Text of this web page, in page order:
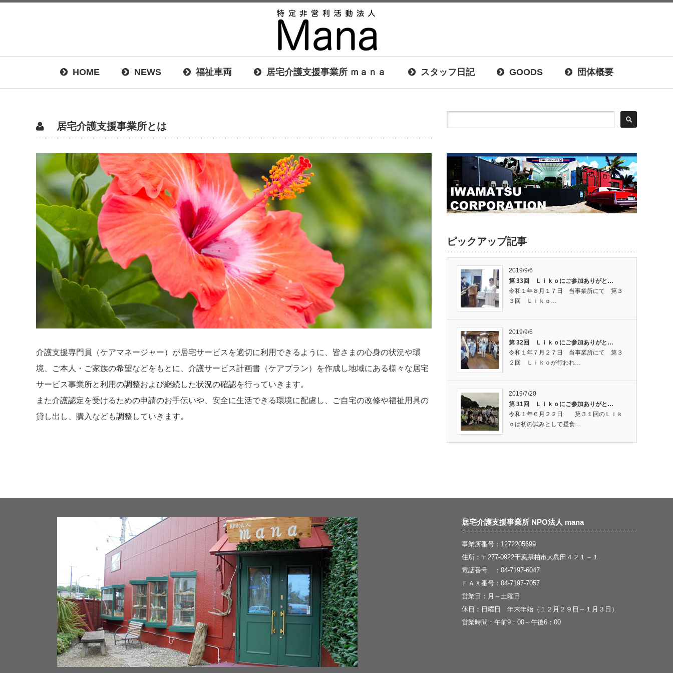
HOME NEWS 福祉車両 居宅介護支援事業所 ｍａｎａ スタッフ日記 GOODS 団体概要
居宅介護支援事業所とは
介護支援専門員（ケアマネージャー）が居宅サービスを適切に利用できるように、皆さまの心身の状況や環
境、ご本人・ご家族の希望などをもとに、介護サービス計画書（ケアプラン）を作成し地域にある様々な居宅
サービス事業所と利用の調整および継続した状況の確認を行っていきます。
また介護認定を受けるための申請のお手伝いや、安全に生活できる環境に配慮し、ご自宅の改修や福祉用具の
貸し出し、購入なども調整していきます。
ピックアップ記事
2019/9/6
第 33回 Ｌｉｋｏにご参加ありがと…
令和１年８月１７日 当事業所にて 第３
３回 Ｌｉｋｏ…
2019/9/6
第 32回 Ｌｉｋｏにご参加ありがと…
令和１年７月２７日 当事業所にて 第３
２回 Ｌｉｋｏが行われ…
2019/7/20
第 31回 Ｌｉｋｏにご参加ありがと…
令和１年６月２２日 第３１回のＬｉｋ
ｏは初の試みとして昼食…
居宅介護支援事業所 NPO法人 mana
事業所番号：1272205699
住所：〒277-0922千葉県柏市大島田４２１－１
電話番号 ：04-7197-6047
ＦＡＸ番号：04-7197-7057
営業日：月～土曜日
休日：日曜日 年末年始（１２月２９日～１月３日）
営業時間：午前9：00～午後6：00